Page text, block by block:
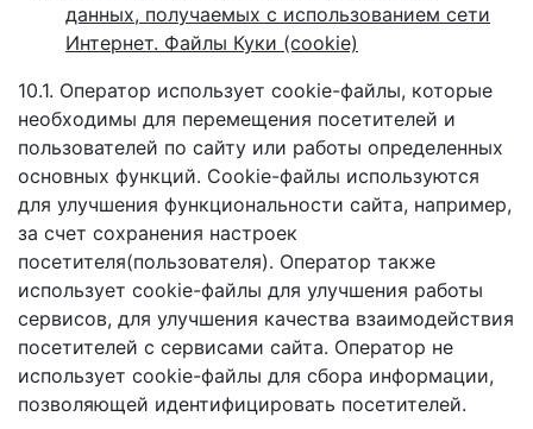
данных, получаемых с использованием сети
Интернет. Файлы Куки (cookie)
10.1. Оператор использует cookie-файлы, которые
необходимы для перемещения посетителей и
пользователей по сайту или работы определенных
основных функций. Сookie-файлы используются
для улучшения функциональности сайта, например,
за счет сохранения настроек
посетителя(пользователя). Оператор также
использует cookie-файлы для улучшения работы
сервисов, для улучшения качества взаимодействия
посетителей с сервисами сайта. Оператор не
использует cookie-файлы для сбора информации,
позволяющей идентифицировать посетителей.